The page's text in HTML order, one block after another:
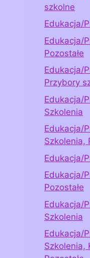
szkolne
Edukacja/
Edukacja/
Pozostałe
Edukacja/
Przybory
Edukacja/
Szkolenia
Edukacja/
Szkolenia,
Edukacja/
Edukacja/
Pozostałe
Edukacja/
Szkolenia
Edukacja/
Szkolenia,